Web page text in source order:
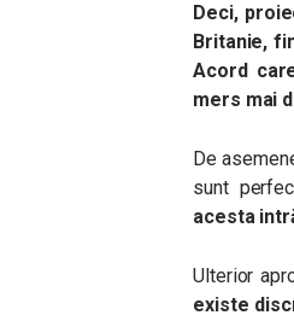
Deci,
Britanie,
Acord
mers mai
De
sunt
acesta
Ulterior
existe